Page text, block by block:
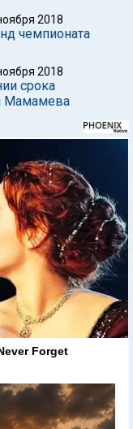
2018
чемпионата
2018
срока
Мамамева
Forget